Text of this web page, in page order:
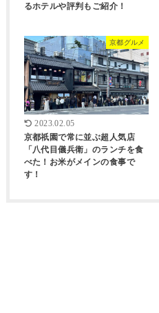
るホテルや評判もご紹介！
京都グルメ
2023.02.05
京都祇園で常に並ぶ超人気店
「八代目儀兵衛」のランチを食
べた！お米がメインの食事で
す！